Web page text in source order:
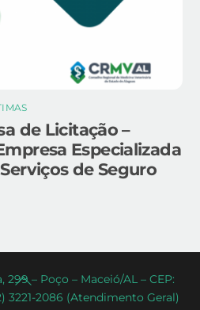
de Licitação –
Especializada
de Seguro
Back
To
299 – Poço – Maceió/AL – CEP:
3221-2086 (Atendimento Geral)